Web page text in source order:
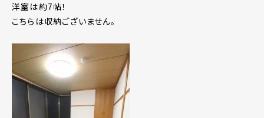
洋室は約7帖！
こちらは収納ございません。